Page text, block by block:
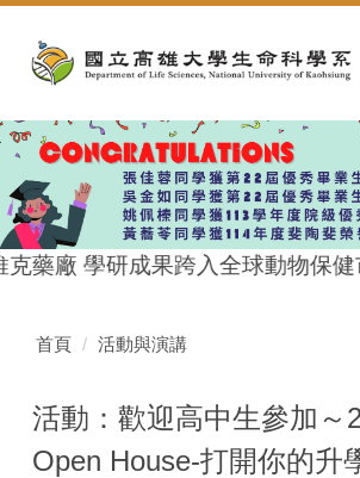
內
容
區
藥廠 學研成果跨入全球動物保健
首頁 活動與演講
活動：歡迎高中生參加～
Open House-打開你的升